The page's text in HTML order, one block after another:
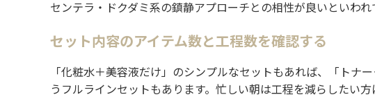
センテラ・ドクダミ系の鎮静アプローチとの相性が良いといわれ
セット内容のアイテム数と工程数を確認する
「化粧水＋美容液だけ」のシンプルなセットもあれば、「トナ
うフルラインセットもあります。忙しい朝は工程を減らしたい